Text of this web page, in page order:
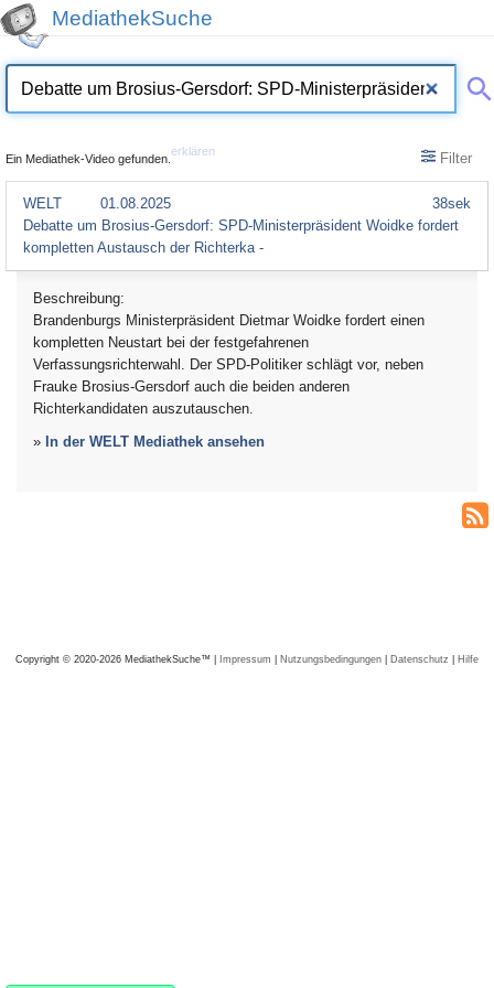
MediathekSuche
Ein Mediathek-Video gefunden.
erklären Filter
38sek
WELT
01.08.2025
Debatte um Brosius-Gersdorf: SPD-Ministerpräsident Woidke fordert
kompletten Austausch der Richterka -
Beschreibung:
Brandenburgs Ministerpräsident Dietmar Woidke fordert einen
kompletten Neustart bei der festgefahrenen
Verfassungsrichterwahl. Der SPD-Politiker schlägt vor, neben
Frauke Brosius-Gersdorf auch die beiden anderen
Richterkandidaten auszutauschen.
» In der WELT Mediathek ansehen
Copyright © 2020-2026 MediathekSuche™ | Impressum | Nutzungsbedingungen | Datenschutz | Hilfe